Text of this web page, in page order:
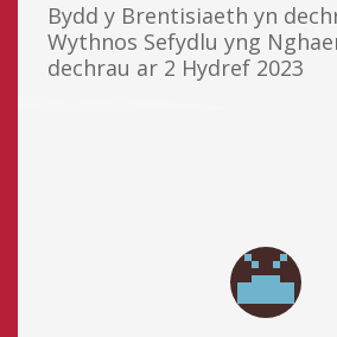
Bydd y Brentisiaeth yn
Wythnos Sefydlu yng
dechrau ar 2 Hydref 2023